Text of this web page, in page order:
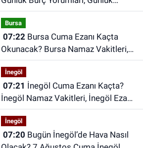
Astroloji Rehberi
Bursa
07:22Bursa Cuma Ezanı Kaçta
Okunacak? Bursa Namaz Vakitleri,
Bursa Ezan Saatleri | 07 Ağustos
2026 Cuma
İnegöl
07:21
İnegöl Namaz Vakitleri, İnegöl Ezan
Saatleri | 07 Ağustos 2026 Cuma
İnegöl
07:20